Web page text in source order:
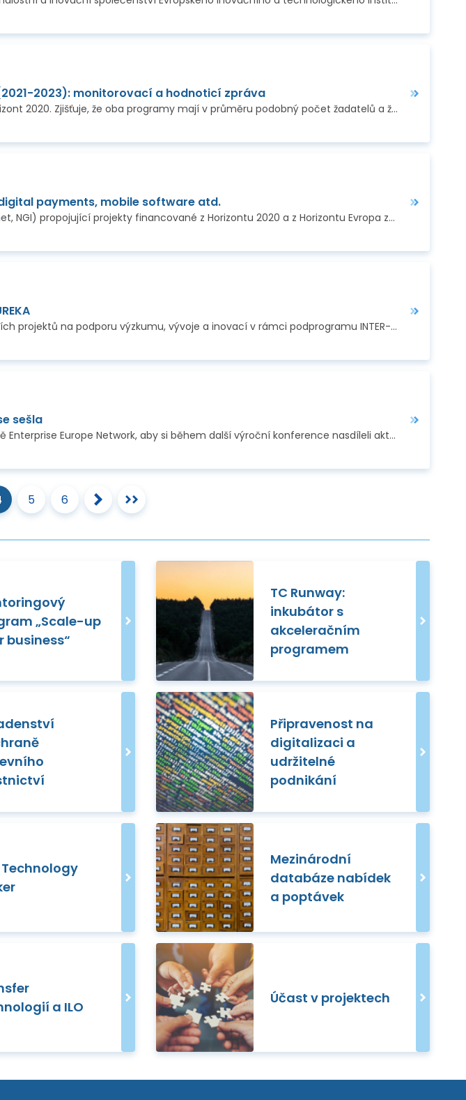
2023): monitorovací a hodnoticí zpráva
Zpráva porovnává účast zemí v programech Horizont Evropa a Horizont 2020. Zjišťuje, že oba programy mají v průměru podobný počet žadatelů a že kvalita návrhů se…
payments, mobile software atd.
Evropská iniciativa Internet nové generace (Next Generation Internet, NGI) propojující projekty financované z Horizontu 2020 a z Horizontu Evropa zve akademiky…
V listopadu vyhlásilo MŠMT výzvu k předkládání návrhů mezinárodních projektů na podporu výzkumu, vývoje a inovací v rámci podprogramu INTER-EUREKA. Výzva je…
sešla
Ve dnech 6. – 8. listopadu se v Budapešti sešlo na 800 zástupců sítě Enterprise Europe Network, aby si během další výroční konference nasdíleli aktuality za…
5 6
„Scale-up
business“
TC Runway:
inkubátor s
akceleračním
programem
Připravenost na
digitalizaci a
udržitelné
podnikání
Technology
Mezinárodní
databáze nabídek
a poptávek
a ILO
Účast v projektech